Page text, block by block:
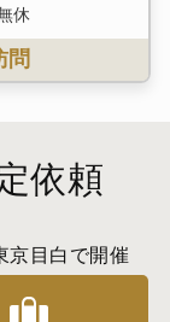
休
問
依頼
京目白で開催